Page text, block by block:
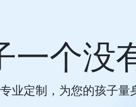
一个没
业定制，为您的孩子量